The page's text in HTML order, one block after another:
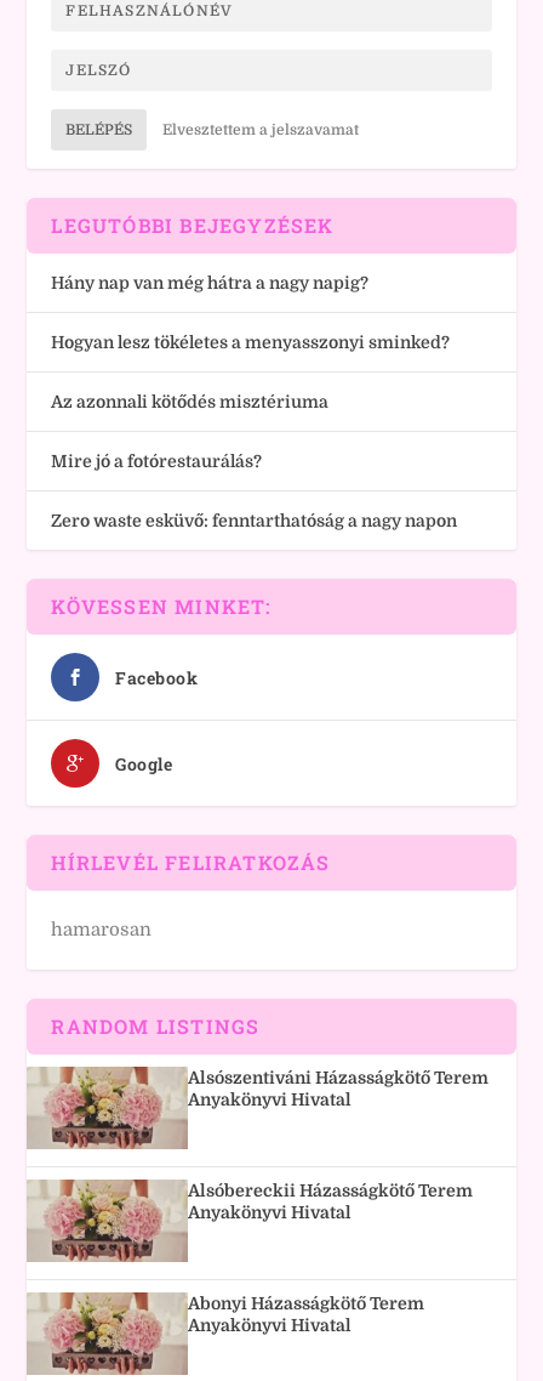
BELÉPÉS Elvesztettem a jelszavamat
LEGUTÓBBI BEJEGYZÉSEK
Hány nap van még hátra a nagy napig?
Hogyan lesz tökéletes a menyasszonyi sminked?
Az azonnali kötődés misztériuma
Mire jó a fotórestaurálás?
Zero waste esküvő: fenntarthatóság a nagy napon
KÖVESSEN MINKET:
Facebook
Google
HÍRLEVÉL FELIRATKOZÁS
hamarosan
RANDOM LISTINGS
Alsószentiváni Házasságkötő Terem
Anyakönyvi Hivatal
Alsóbereckii Házasságkötő Terem
Anyakönyvi Hivatal
Abonyi Házasságkötő Terem
Anyakönyvi Hivatal